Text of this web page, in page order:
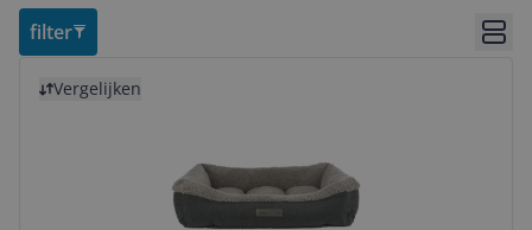
filter
Vergelijken